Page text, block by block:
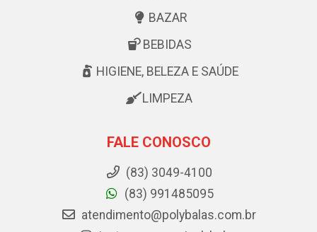
BAZAR
BEBIDAS
HIGIENE, BELEZA E SAÚDE
LIMPEZA
FALE CONOSCO
(83) 3049-4100
(83) 991485095
atendimento@polybalas.com.br